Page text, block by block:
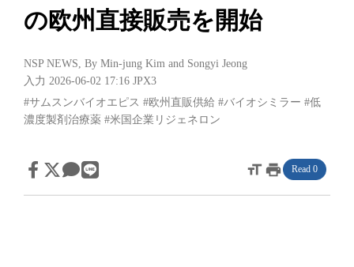
の欧州直接販売を開始
NSP NEWS, By Min-jung Kim and Songyi Jeong
入力 2026-06-02 17:16 JPX3
#サムスンバイオエピス #欧州直販供給 #バイオシミラー #低
濃度製剤治療薬 #米国企業リジェネロン
format_sizeprint Read 0